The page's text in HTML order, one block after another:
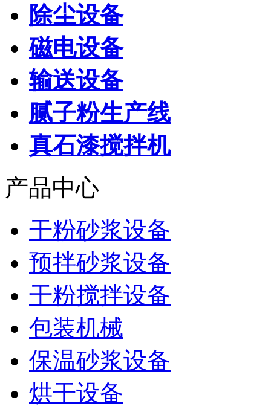
除尘设备
磁电设备
输送设备
腻子粉生产线
真石漆搅拌机
产品中心
干粉砂浆设备
预拌砂浆设备
干粉搅拌设备
包装机械
保温砂浆设备
烘干设备